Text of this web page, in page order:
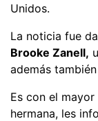
Unidos.
La noticia fue
Brooke Zanell,
además
Es con el
hermana, les